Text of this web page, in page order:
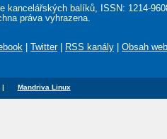
kancelářských balíků, ISSN: 1214-
práva vyhrazena.
Twitter| RSS kanály Obsah
| Mandriva Linux